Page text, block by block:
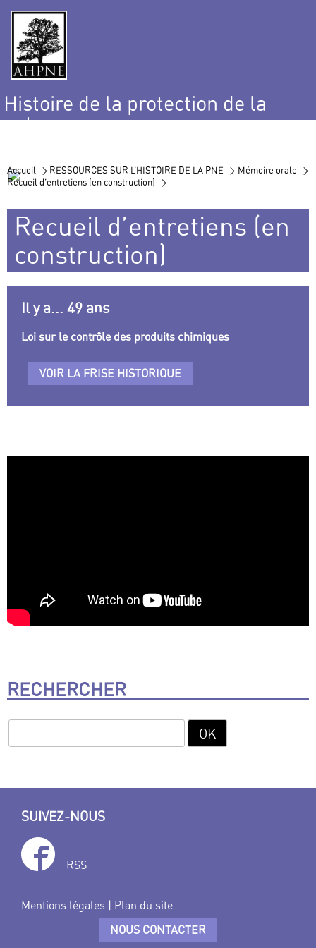
Histoire de la protection de la
nature
Accueil > RESSOURCES SUR L’HISTOIRE DE LA PNE > Mémoire orale >
Recueil d’entretiens (en construction) >
Recueil d’entretiens (en
construction)
Il y a... 49 ans
Loi sur le contrôle des produits chimiques
VOIR LA FRISE HISTORIQUE
RECHERCHER
SUIVEZ-NOUS
RSS
Mentions légales | Plan du site
NOUS CONTACTER